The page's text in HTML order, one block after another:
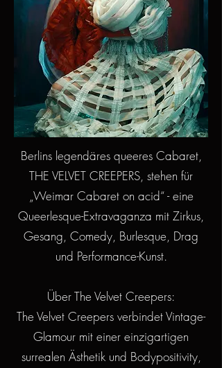
Berlins legendäres queeres Cabaret,
THE VELVET CREEPERS, stehen für
„Weimar Cabaret on acid“ - eine
Queerlesque-Extravaganza mit Zirkus,
Gesang, Comedy, Burlesque, Drag
und Performance-Kunst.
Über The Velvet Creepers:
The Velvet Creepers verbindet Vintage-
Glamour mit einer einzigartigen
surrealen Ästhetik und Bodypositivity,